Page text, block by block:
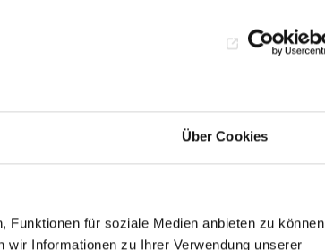
Über Cookies
Funktionen für soziale Medien anbieten zu können
Informationen zu Ihrer Verwendung unserer